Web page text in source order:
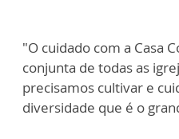
"O cuidado com a Casa
conjunta de todas as
precisamos cultivar e
diversidade que é o